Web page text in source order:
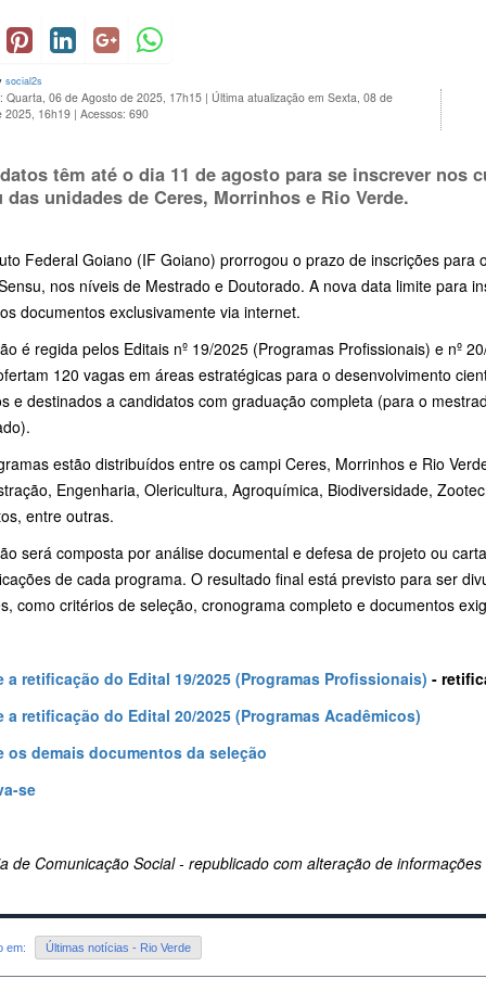
social2s
Quarta, 06 de Agosto de 2025, 17h15 | Última atualização em Sexta, 08 de
2025, 16h19 | Acessos: 690
têm até o dia 11 de agosto para se inscrever nos
das unidades de Ceres, Morrinhos e Rio Verde.
Federal Goiano (IF Goiano) prorrogou o prazo de inscrições para
nos níveis de Mestrado e Doutorado. A nova data limite para
documentos exclusivamente via internet.
é regida pelos Editais nº 19/2025 (Programas Profissionais) e nº
120 vagas em áreas estratégicas para o desenvolvimento
e destinados a candidatos com graduação completa (para o
estão distribuídos entre os campi Ceres, Morrinhos e Rio
Engenharia, Olericultura, Agroquímica, Biodiversidade,
entre outras.
será composta por análise documental e defesa de projeto ou
de cada programa. O resultado final está previsto para ser
como critérios de seleção, cronograma completo e documentos
a retificação do Edital 19/2025 (Programas Profissionais) -
a retificação do Edital 20/2025 (Programas Acadêmicos)
os demais documentos da seleção
se
de Comunicação Social - republicado com alteração de informações
em: Últimas notícias - Rio Verde